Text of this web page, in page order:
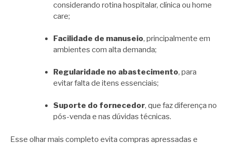
considerando rotina hospitalar, clínica ou home
care;
Facilidade de manuseio, principalmente em
ambientes com alta demanda;
Regularidade no abastecimento, para
evitar falta de itens essenciais;
Suporte do fornecedor, que faz diferença no
pós-venda e nas dúvidas técnicas.
Esse olhar mais completo evita compras apressadas e